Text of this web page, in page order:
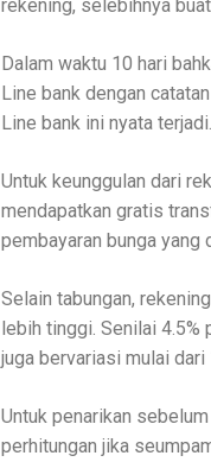
rekening, selebihnya
Dalam waktu 10 hari
Line bank dengan
Line bank ini nyata
Untuk keunggulan dari
mendapatkan gratis
pembayaran bunga yang
Selain tabungan,
lebih tinggi. Senilai 4.5%
juga bervariasi mulai dari
Untuk penarikan
perhitungan jika